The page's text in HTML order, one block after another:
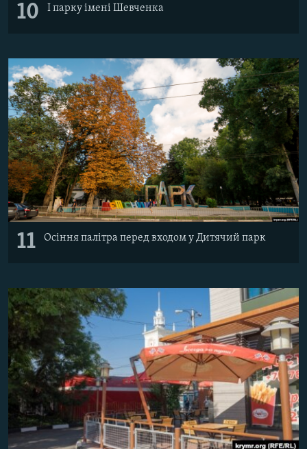
10 І парку імені Шевченка
11 Осіння палітра перед входом у Дитячий парк